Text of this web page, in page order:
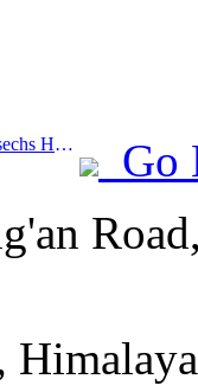
Prev:Die endgültigen Gewinner der sechs Hauptpreise wurden bekanntgegeben, über hundert Hotels und Unternehmen erhalten jährlich Auszeichnungen!
Go